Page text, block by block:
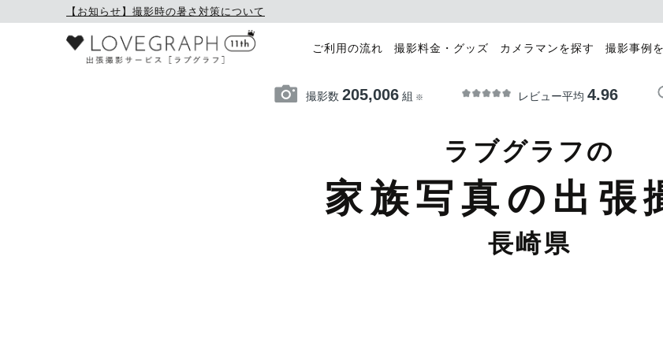
【お知らせ】撮影時の暑さ対策について
ご利用の流れ 撮影料金・グッズ カメラマンを探す 撮影事例
撮影数 205,006組 ※ レビュー平均 4.96
ラブグラフの
家族写真の出張
長崎県